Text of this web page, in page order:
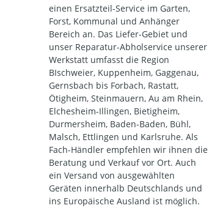
einen Ersatzteil-Service im Garten,
Forst, Kommunal und Anhänger
Bereich an. Das Liefer-Gebiet und
unser Reparatur-Abholservice unserer
Werkstatt umfasst die Region
BIschweier, Kuppenheim, Gaggenau,
Gernsbach bis Forbach, Rastatt,
Ötigheim, Steinmauern, Au am Rhein,
Elchesheim-Illingen, Bietigheim,
Durmersheim, Baden-Baden, Bühl,
Malsch, Ettlingen und Karlsruhe. Als
Fach-Händler empfehlen wir ihnen die
Beratung und Verkauf vor Ort. Auch
ein Versand von ausgewählten
Geräten innerhalb Deutschlands und
ins Europäische Ausland ist möglich.